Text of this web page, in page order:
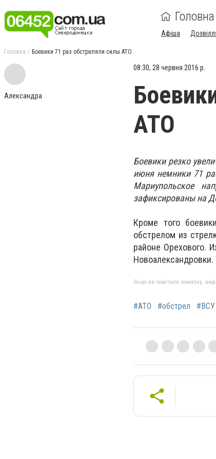
Головна
Афіша
Головна Боевики 71 раз обстреляли силы АТО
Александра
08:30, 28 червня 2016 р.
АТО
Боевики резко
июня немники 71
Мариупольское
зафиксированы на
Кроме того
обстрелом из
районе Орехового.
Новоалександровки.
Якщо ви помітили помилку,
#АТО #обстрел #ВСУ